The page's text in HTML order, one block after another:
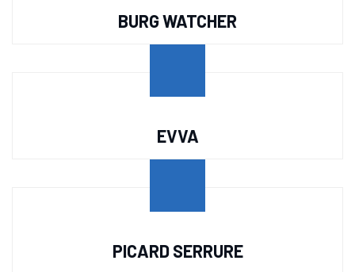
BURG WATCHER
EVVA
PICARD SERRURE